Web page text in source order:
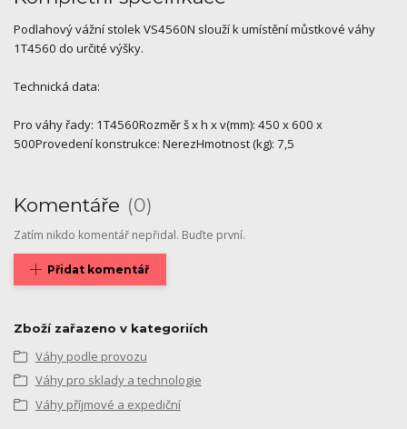
Podlahový vážní stolek VS4560N slouží k umístění můstkové váhy
1T4560 do určité výšky.
Technická data:
Pro váhy řady: 1T4560Rozměr š x h x v(mm): 450 x 600 x
500Provedení konstrukce: NerezHmotnost (kg): 7,5
Komentáře 0
Zatím nikdo komentář nepřidal. Buďte první.
Přidat komentář
Zboží zařazeno v kategoriích
Váhy podle provozu
Váhy pro sklady a technologie
Váhy příjmové a expediční